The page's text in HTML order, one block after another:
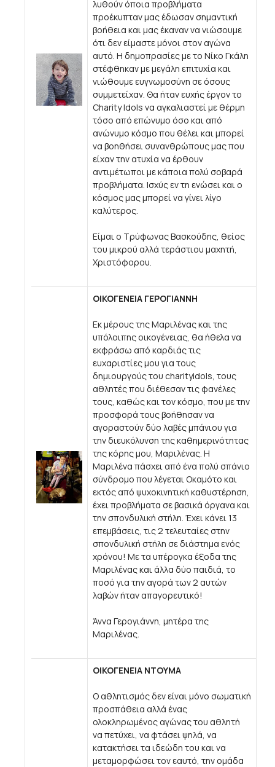
λυθούν όποια προβλήματα
προέκυπταν μας έδωσαν σημαντική
βοήθεια και μας έκαναν να νιώσουμε
ότι δεν είμαστε μόνοι στον αγώνα
αυτό. Η δημοπρασίες με το Νίκο Γκάλη
στέφθηκαν με μεγάλη επιτυχία και
νιώθουμε ευγνωμοσύνη σε όσους
συμμετείχαν. Θα ήταν ευχής έργον το
Charity Idols να αγκαλιαστεί με θέρμη
τόσο από επώνυμο όσο και από
ανώνυμο κόσμο που θέλει και μπορεί
να βοηθήσει συνανθρώπους μας που
είχαν την ατυχία να έρθουν
αντιμέτωποι με κάποια πολύ σοβαρά
προβλήματα. Ισχύς εν τη ενώσει και ο
κόσμος μας μπορεί να γίνει λίγο
καλύτερος.
Είμαι ο Τρύφωνας Βασκούδης, θείος
του μικρού αλλά τεράστιου μαχητή,
Χριστόφορου.
ΟΙΚΟΓΕΝΕΙΑ ΓΕΡΟΓΙΑΝΝΗ
Εκ μέρους της Μαριλένας και της
υπόλοιπης οικογένειας, θα ήθελα να
εκφράσω από καρδιάς τις
ευχαριστίες μου για τους
δημιουργούς του charityidols, τους
αθλητές που διέθεσαν τις φανέλες
τους, καθώς και τον κόσμο, που με την
προσφορά τους βοήθησαν να
αγοραστούν δύο λαβές μπάνιου για
την διευκόλυνση της καθημερινότητας
της κόρης μου, Μαριλένας. Η
Μαριλένα πάσχει από ένα πολύ σπάνιο
σύνδρομο που λέγεται Οκαμότο και
εκτός από ψυχοκινητική καθυστέρηση,
έχει προβλήματα σε βασικά όργανα και
την σπονδυλική στήλη. Έχει κάνει 13
επεμβάσεις, τις 2 τελευταίες στην
σπονδυλική στήλη σε διάστημα ενός
χρόνου! Με τα υπέρογκα έξοδα της
Μαριλένας και άλλα δύο παιδιά, το
ποσό για την αγορά των 2 αυτών
λαβών ήταν απαγορευτικό!
Άννα Γερογιάννη, μητέρα της
Μαριλένας.
ΟΙΚΟΓΕΝΕΙΑ ΝΤΟΥΜΑ
Ο αθλητισμός δεν είναι μόνο σωματική
προσπάθεια αλλά ένας
ολοκληρωμένος αγώνας του αθλητή
να πετύχει, να φτάσει ψηλά, να
κατακτήσει τα ιδεώδη του και να
μεταμορφώσει τον εαυτό, την ομάδα